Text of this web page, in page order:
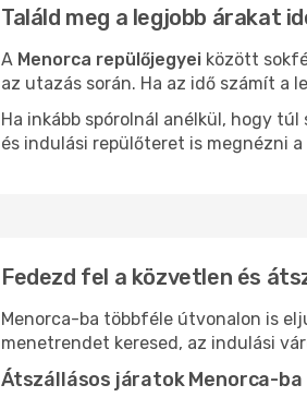
Találd meg a legjobb árakat
A Menorca repülőjegyei között
az utazás során. Ha az idő számít a
Ha inkább spórolnál anélkül, hogy
és indulási repülőteret is megnézni
Fedezd fel a közvetlen és
Menorca-ba többféle útvonalon is
menetrendet keresed, az indulási
Átszállásos járatok Menorca-ba